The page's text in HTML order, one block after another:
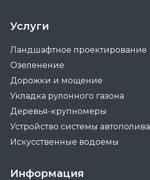
Услуги
Ландшафтное проектирование
Озеленение
Дорожки и мощение
Укладка рулонного газона
Деревья-крупномеры
Устройство системы автополива
Искусственные водоемы
Информация